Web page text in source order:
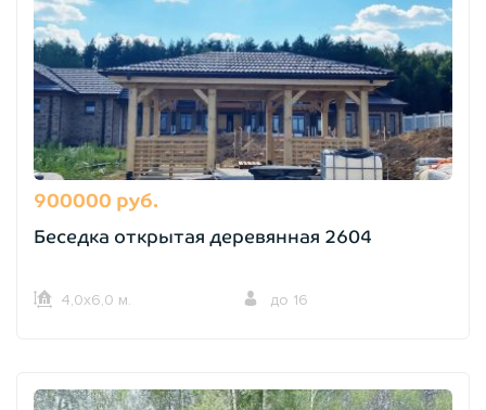
900000 руб.
Беседка открытая деревянная 2604
4,0х6,0 м. до 16